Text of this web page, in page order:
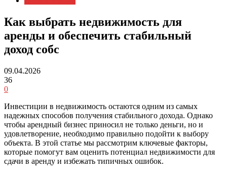
Как выбрать недвижимость для
аренды и обеспечить стабильный
доход собс
09.04.2026
36
0
Инвестиции в недвижимость остаются одним из самых
надежных способов получения стабильного дохода. Однако
чтобы арендный бизнес приносил не только деньги, но и
удовлетворение, необходимо правильно подойти к выбору
объекта. В этой статье мы рассмотрим ключевые факторы,
которые помогут вам оценить потенциал недвижимости для
сдачи в аренду и избежать типичных ошибок.